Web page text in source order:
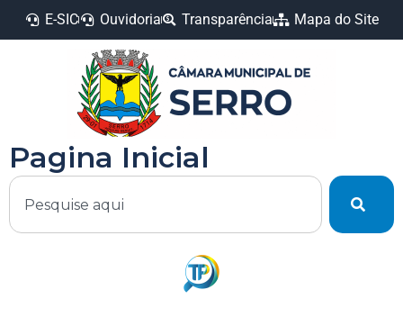
E-SIC Ouvidoria Transparência Mapa do Site
Pagina Inicial